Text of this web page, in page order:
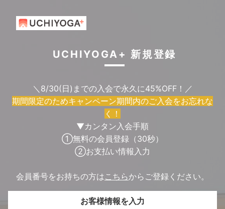
UCHIYOGA+ 新規登録
＼8/30(日)までの入会で永久に45%OFF！／
期間限定のためキャンペーン期間内のご入会をお忘れな
く！
▼カンタン入会手順
①無料の会員登録（30秒）
②お支払い情報入力
会員番号をお持ちの方はこちらからご登録ください。
お客様情報を入力